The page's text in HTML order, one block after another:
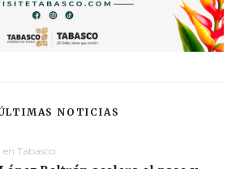
NOTICIAS
en Tabasco